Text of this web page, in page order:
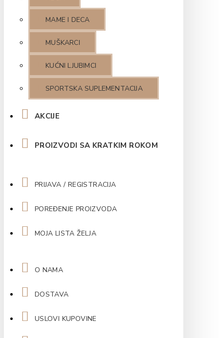
MAME I DECA
MUŠKARCI
KUĆNI LJUBIMCI
SPORTSKA SUPLEMENTACIJA
AKCIJE
PROIZVODI SA KRATKIM ROKOM
PRIJAVA / REGISTRACIJA
POREĐENJE PROIZVODA
MOJA LISTA ŽELJA
O NAMA
DOSTAVA
USLOVI KUPOVINE